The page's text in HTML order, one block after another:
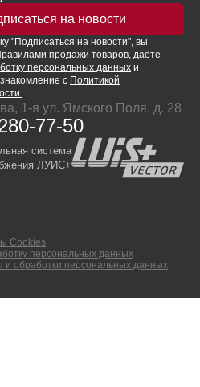
на новости
"Подписаться на новости", вы
продажи товаров, даёте
персональных данных и
с Политикой
1-я ул. Ямского Поля, д. 28
77-50
система
ЛУИС+
Cookies
персональных данных
и обработки персональных данных